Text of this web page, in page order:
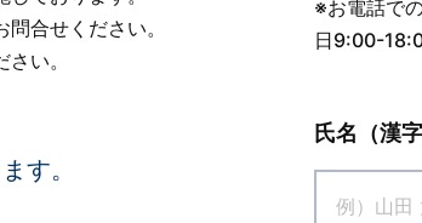
合せください。
い。
す。
※お電話で
日9:00-
氏名（漢字